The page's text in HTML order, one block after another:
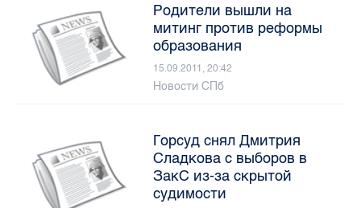
Родители вышли на
митинг против реформы
образования
15.09.2011, 20:42
Новости СПб
Горсуд снял Дмитрия
Сладкова с выборов в
ЗакС из-за скрытой
судимости